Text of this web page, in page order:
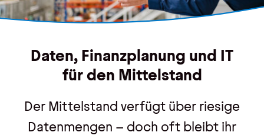
Daten, Finanzplanung und IT
für den Mittelstand
Der Mittelstand verfügt über riesige
Datenmengen – doch oft bleibt ihr
Anwenderberichte
Whitepaper
Blog